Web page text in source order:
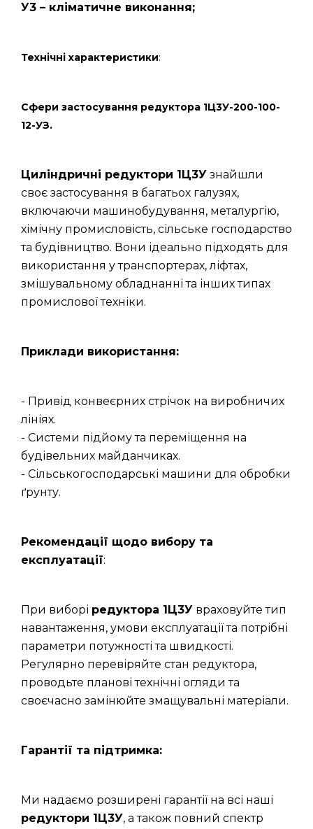
У3 – кліматичне виконання;
Технічні характеристики:
Сфери застосування редуктора 1Ц3У-200-100-
12-УЗ.
Циліндричні редуктори 1Ц3У знайшли
своє застосування в багатьох галузях,
включаючи машинобудування, металургію,
хімічну промисловість, сільське господарство
та будівництво. Вони ідеально підходять для
використання у транспортерах, ліфтах,
змішувальному обладнанні та інших типах
промислової техніки.
Приклади використання:
- Привід конвеєрних стрічок на виробничих
лініях.
- Системи підйому та переміщення на
будівельних майданчиках.
- Сільськогосподарські машини для обробки
ґрунту.
Рекомендації щодо вибору та
експлуатації:
При виборі редуктора 1Ц3У враховуйте тип
навантаження, умови експлуатації та потрібні
параметри потужності та швидкості.
Регулярно перевіряйте стан редуктора,
проводьте планові технічні огляди та
своєчасно замінюйте змащувальні матеріали.
Гарантії та підтримка:
Ми надаємо розширені гарантії на всі наші
редуктори 1Ц3У, а також повний спектр